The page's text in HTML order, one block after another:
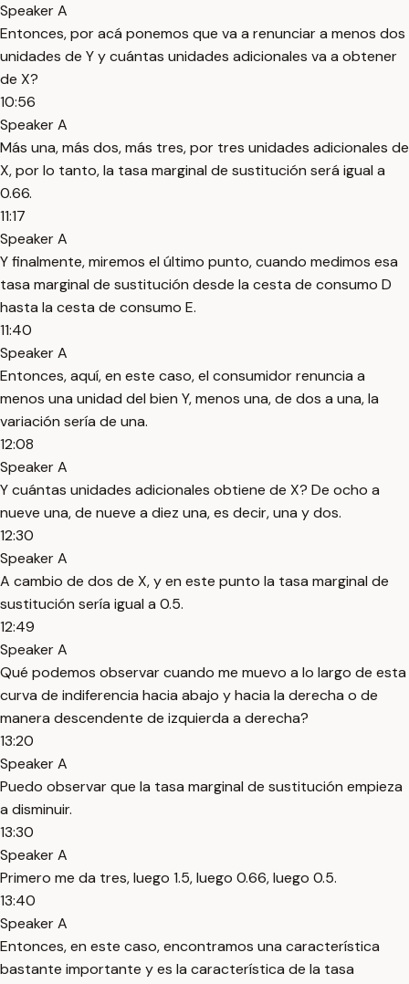
Speaker A
Entonces, por acá ponemos que va a renunciar a menos dos
unidades de Y y cuántas unidades adicionales va a obtener
de X?
10:56
Speaker A
Más una, más dos, más tres, por tres unidades adicionales de
X, por lo tanto, la tasa marginal de sustitución será igual a
0.66.
11:17
Speaker A
Y finalmente, miremos el último punto, cuando medimos esa
tasa marginal de sustitución desde la cesta de consumo D
hasta la cesta de consumo E.
11:40
Speaker A
Entonces, aquí, en este caso, el consumidor renuncia a
menos una unidad del bien Y, menos una, de dos a una, la
variación sería de una.
12:08
Speaker A
Y cuántas unidades adicionales obtiene de X? De ocho a
nueve una, de nueve a diez una, es decir, una y dos.
12:30
Speaker A
A cambio de dos de X, y en este punto la tasa marginal de
sustitución sería igual a 0.5.
12:49
Speaker A
Qué podemos observar cuando me muevo a lo largo de esta
curva de indiferencia hacia abajo y hacia la derecha o de
manera descendente de izquierda a derecha?
13:20
Speaker A
Puedo observar que la tasa marginal de sustitución empieza
a disminuir.
13:30
Speaker A
Primero me da tres, luego 1.5, luego 0.66, luego 0.5.
13:40
Speaker A
Entonces, en este caso, encontramos una característica
bastante importante y es la característica de la tasa